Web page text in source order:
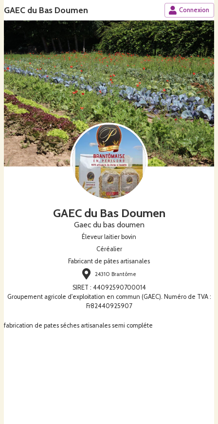
GAEC du Bas Doumen Connexion
GAEC du Bas Doumen
Gaec du bas doumen
Éleveur laitier bovin
Céréalier
Fabricant de pâtes artisanales
24310 Brantôme
SIRET : 44092590700014
Groupement agricole d'exploitation en commun (GAEC). Numéro de TVA :
Fr82440925907
fabrication de pates séches artisanales semi compléte